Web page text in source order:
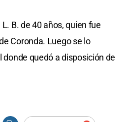
B. de 40 años, quien fue
Coronda. Luego se lo
quedó a disposición de